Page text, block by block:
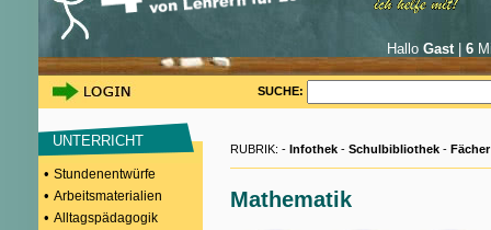
Hallo Gast| 6
SUCHE:
UNTERRICHT
• Stundenentwürfe
• Arbeitsmaterialien
• Alltagspädagogik
RUBRIK: - Infothek - Schulbibliothek - Fächer
Mathematik